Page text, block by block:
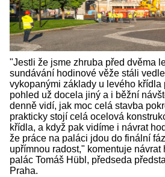
"Jestli že jsme zhruba před dvěma
sundávání hodinové věže stáli
vykopanými základy u levého křídla
pohled už docela jiný a i běžní
denně vidí, jak moc celá stavba
prakticky stojí celá ocelová
křídla, a když pak vidíme i návrat
že práce na paláci jdou do finální
upřímnou radost," komentuje návrat
palác Tomáš Hübl, předseda
Praha.